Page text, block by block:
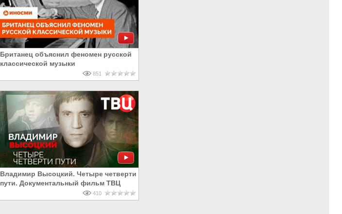
Британец объяснил феномен русской
классической музыки
851
Владимир Высоцкий. Четыре четверти
пути. Документальный фильм ТВЦ
410